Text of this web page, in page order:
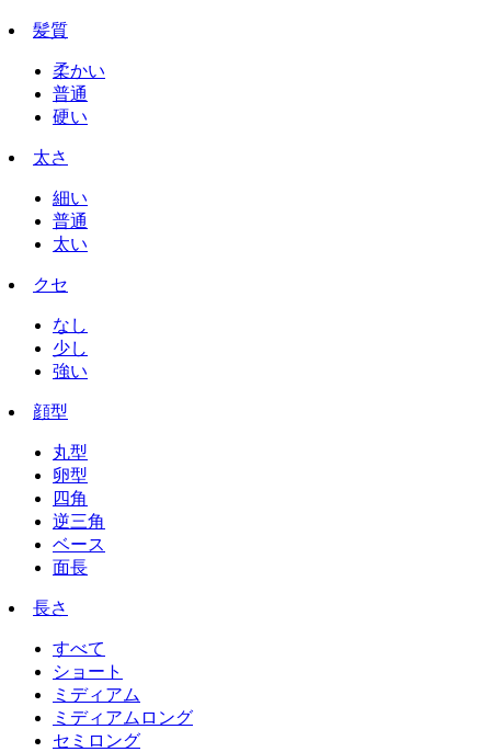
髪質
柔かい
普通
硬い
太さ
細い
普通
太い
クセ
なし
少し
強い
顔型
丸型
卵型
四角
逆三角
ベース
面長
長さ
すべて
ショート
ミディアム
ミディアムロング
セミロング